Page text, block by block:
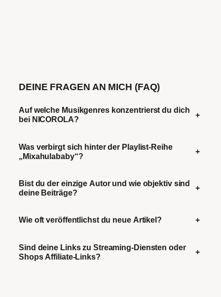
DEINE FRAGEN AN MICH (FAQ)
Auf welche Musikgenres konzentrierst du dich
bei NICOROLA?
+
Was verbirgt sich hinter der Playlist-Reihe
„Mixahulababy“?
+
Bist du der einzige Autor und wie objektiv sind
deine Beiträge?
+
Wie oft veröffentlichst du neue Artikel? +
Sind deine Links zu Streaming-Diensten oder
Shops Affiliate-Links?
+